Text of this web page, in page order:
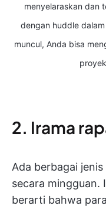
menyelaraskan dan
dengan huddle
muncul, Anda bisa
2. Irama
Ada berbagai
secara mingguan.
berarti bahwa